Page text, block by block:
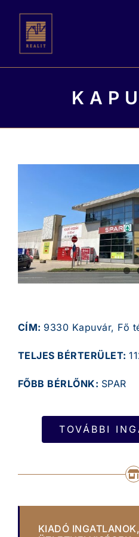
CÍM: 9330 Kapuvár, Fő
TELJES BÉRTERÜLET:
FŐBB BÉRLŐNK: SPAR
TOVÁBBI
KIADÓ INGATLANOK,